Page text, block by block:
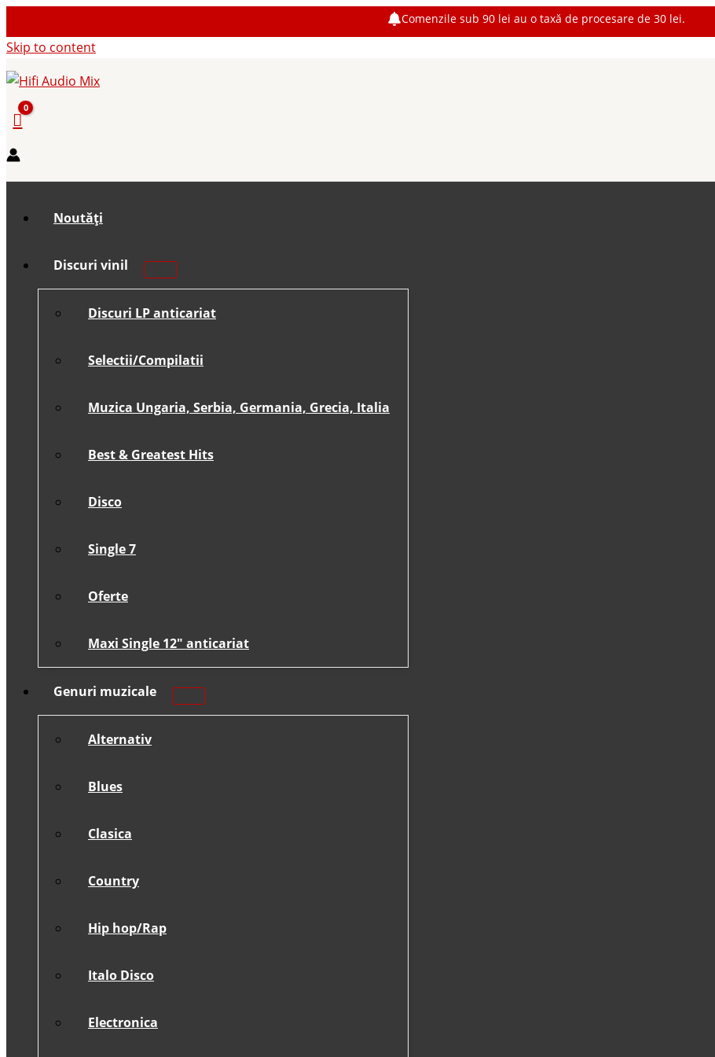
Comenzile sub 90 lei au o taxă de procesare de 30 lei.
Skip to content
Noutăți
Discuri vinil
Discuri LP anticariat
Selectii/Compilatii
Muzica Ungaria, Serbia, Germania, Grecia, Italia
Best & Greatest Hits
Disco
Single 7
Oferte
Maxi Single 12″ anticariat
Genuri muzicale
Alternativ
Blues
Clasica
Country
Hip hop/Rap
Italo Disco
Electronica